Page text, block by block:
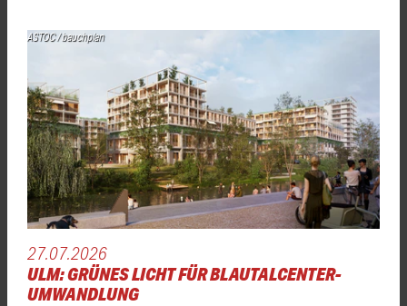
ASTOC / bauchplan
27.07.2026
ULM: GRÜNES LICHT FÜR BLAUTALCENTER-
UMWANDLUNG